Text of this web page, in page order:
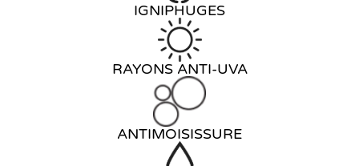
IGNIPHUGES
RAYONS ANTI-UVA
ANTIMOISISSURE